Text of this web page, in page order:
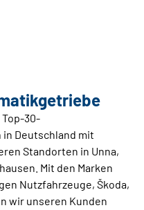
30-
Deutschland mit
Standorten in Unna,
Mit den Marken
Nutzfahrzeuge, Škoda,
wir unseren Kunden